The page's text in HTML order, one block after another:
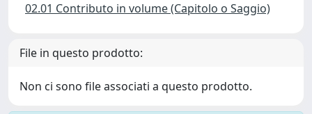
02.01 Contributo in volume (Capitolo o Saggio)
File in questo prodotto:
Non ci sono file associati a questo prodotto.